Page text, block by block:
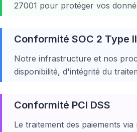
27001 pour protéger vos
Conformité SOC 2 Type II
Notre infrastructure et nos
disponibilité, d'intégrité du
Conformité PCI DSS
Le traitement des paiements